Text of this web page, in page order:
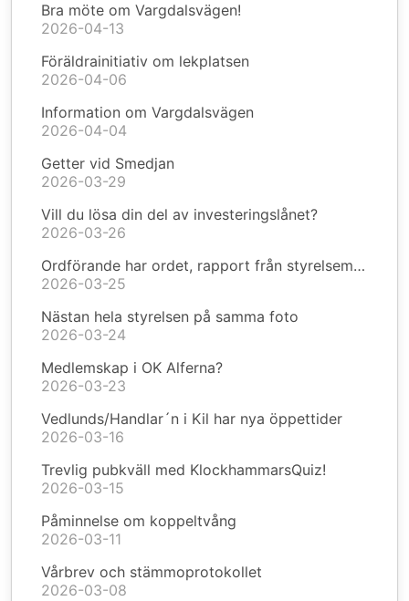
Bra möte om Vargdalsvägen!
2026-04-13
Föräldrainitiativ om lekplatsen
2026-04-06
Information om Vargdalsvägen
2026-04-04
Getter vid Smedjan
2026-03-29
Vill du lösa din del av investeringslånet?
2026-03-26
Ordförande har ordet, rapport från styrelsemöte
2026-03-25
Nästan hela styrelsen på samma foto
2026-03-24
Medlemskap i OK Alferna?
2026-03-23
Vedlunds/Handlar´n i Kil har nya öppettider
2026-03-16
Trevlig pubkväll med KlockhammarsQuiz!
2026-03-15
Påminnelse om koppeltvång
2026-03-11
Vårbrev och stämmoprotokollet
2026-03-08